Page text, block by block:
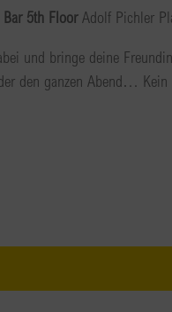
Bar 5th FloorAdolf Pichler
und bringe deine
den ganzen Abend…